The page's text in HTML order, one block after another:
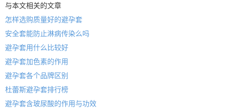
与本文相关的文章
怎样选购质量好的避孕套
安全套能防止淋病传染么吗
避孕套用什么比较好
避孕套加色素的作用
避孕套各个品牌区别
杜蕾斯避孕套排行榜
避孕套含玻尿酸的作用与功效